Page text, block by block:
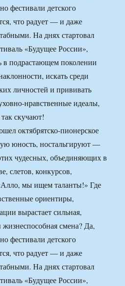
фестивали детского
что радует — и даже
На днях стартовал
«Будущее России»,
в подрастающем поколении
искать среди
личностей и прививать
нравственные идеалы,
скучают!
октябрятско-пионерское
юность, ностальгируют —
чудесных, объединяющих в
слетов, конкурсов,
мы ищем таланты!» Где
ориентиры,
вырастает сильная,
жизнеспособная смена? Да,
фестивали детского
что радует — и даже
На днях стартовал
«Будущее России»,